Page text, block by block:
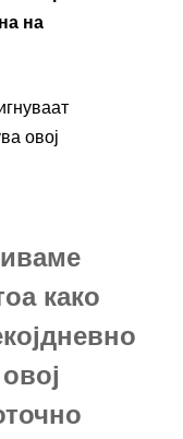
на
овој
како